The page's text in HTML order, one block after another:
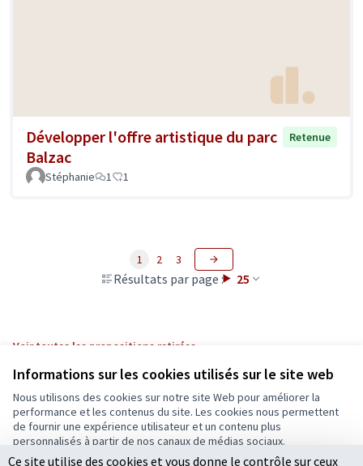
Informations sur les cookies utilisés sur le site web
Nous utilisons des cookies sur notre site Web pour améliorer la
performance et les contenus du site. Les cookies nous permettent
de fournir une expérience utilisateur et un contenu plus
personnalisés à partir de nos canaux de médias sociaux.
Tout accepter
Développer l'offre artistique du parc
Balzac
Retenue
Stéphanie 1 1
Résultats par page : 25
1 2 3
Voir toutes les propositions retirées
Conditions d'utilisation
Paramètres des cookies
Ecrivons Angers sur X
(Lien externe)
Ecrivons Angers sur Facebook
(Lien externe)
Ce site utilise des cookies et vous donne le contrôle sur ceux